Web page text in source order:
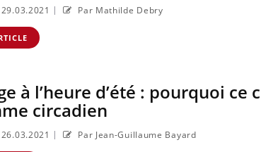
| Par Mathilde Debry
à l’heure d’été : pourquoi
circadien
| Par Jean-Guillaume Bayard